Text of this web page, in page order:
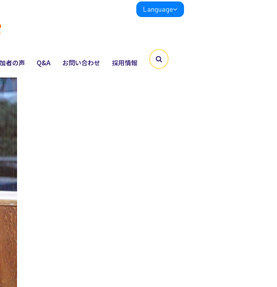
Language
者の声 Q&A お問い合わせ 採用情報